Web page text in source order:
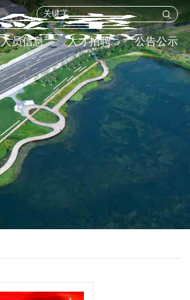
人员信息 人才招聘 公告公示